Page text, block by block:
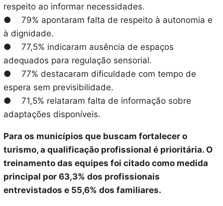
respeito ao informar necessidades.
● 79% apontaram falta de respeito à autonomia e
à dignidade.
● 77,5% indicaram ausência de espaços
adequados para regulação sensorial.
● 77% destacaram dificuldade com tempo de
espera sem previsibilidade.
● 71,5% relataram falta de informação sobre
adaptações disponíveis.
Para os municípios que buscam fortalecer o
turismo, a qualificação profissional é prioritária. O
treinamento das equipes foi citado como medida
principal por 63,3% dos profissionais
entrevistados e 55,6% dos familiares.